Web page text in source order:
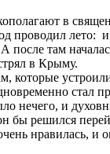
в
проводил лето:
после там
в Крыму.
которые
стал
нечего, и
решился
нравилась, и